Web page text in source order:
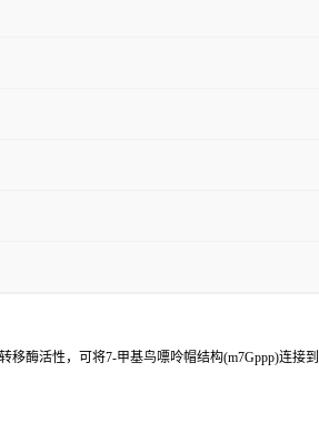
活性，可将7-甲基鸟嘌呤帽结构(m7Gppp)连接